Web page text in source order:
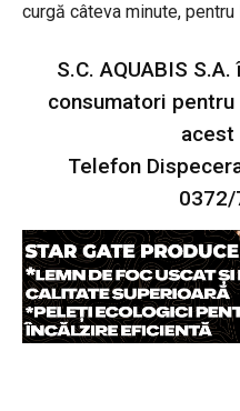
curgă câteva minute,
S.C. AQUABIS
consumatori
acest
Telefon
0372/